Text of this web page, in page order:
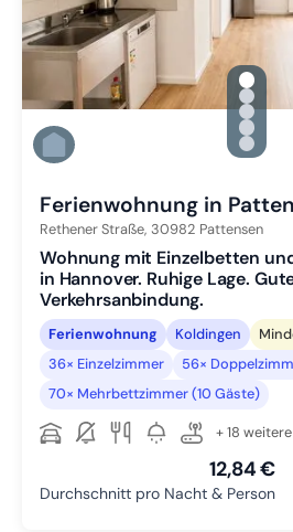
Zu
Zu
Zu
Zu
Zu
Ferienwohnung in
Rethener Straße, 30982 Pattensen
Wohnung mit Einzelbetten
in Hannover. Ruhige Lage.
Verkehrsanbindung.
Ferienwohnung Koldingen
36× Einzelzimmer
56×
70× Mehrbettzimmer (10 Gäste)
+ 18 weitere
12,84 €
Durchschnitt pro Nacht & Person